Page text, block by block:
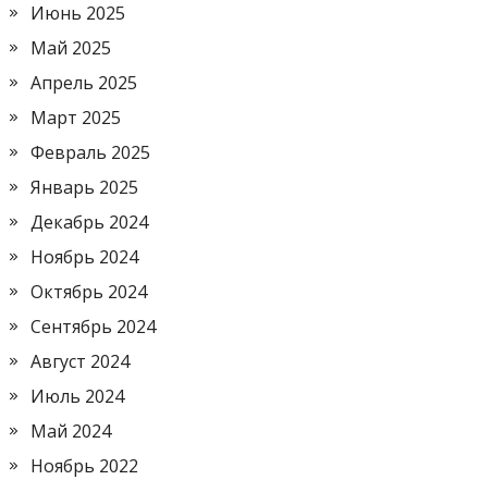
Июнь 2025
Май 2025
Апрель 2025
Март 2025
Февраль 2025
Январь 2025
Декабрь 2024
Ноябрь 2024
Октябрь 2024
Сентябрь 2024
Август 2024
Июль 2024
Май 2024
Ноябрь 2022